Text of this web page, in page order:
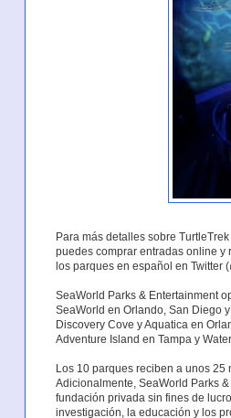
Para más detalles sobre
puedes comprar entradas online y
los parques en español en Twitter
SeaWorld Parks & Entertainment
SeaWorld en Orlando, San Diego
Discovery Cove y Aquatica en
Adventure Island en Tampa y
Los 10 parques reciben a unos
Adicionalmente, SeaWorld Parks
fundación privada sin fines de
investigación, la educación y los